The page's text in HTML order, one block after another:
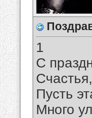
1
С
Пусть
Много